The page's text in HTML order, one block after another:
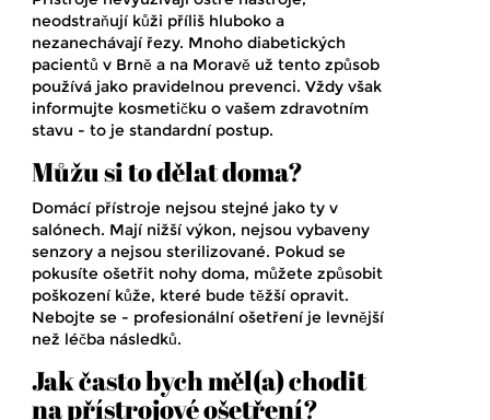
neodstraňují kůži příliš hluboko a
nezanechávají řezy. Mnoho diabetických
pacientů v Brně a na Moravě už tento způsob
používá jako pravidelnou prevenci. Vždy však
informujte kosmetičku o vašem zdravotním
stavu - to je standardní postup.
Můžu si to dělat doma?
Domácí přístroje nejsou stejné jako ty v
salónech. Mají nižší výkon, nejsou vybaveny
senzory a nejsou sterilizované. Pokud se
pokusíte ošetřit nohy doma, můžete způsobit
poškození kůže, které bude těžší opravit.
Nebojte se - profesionální ošetření je levnější
než léčba následků.
Jak často bych měl(a) chodit
na přístrojové ošetření?